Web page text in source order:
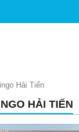
Hải Tiến
HẢI TIẾN